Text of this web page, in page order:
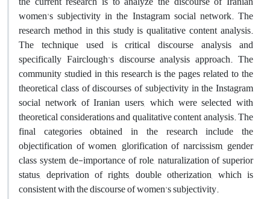
women's subjectivity in the Instagram social network. The
research method in this study is qualitative content analysis.
The technique used is critical discourse analysis and
specifically Fairclough's discourse analysis approach. The
community studied in this research is the pages related to the
theoretical class of discourses of subjectivity in the Instagram
social network of Iranian users, which were selected with
theoretical considerations and qualitative content analysis. The
final categories obtained in the research include the
objectification of women, glorification of narcissism, gender
class system, de-importance of role, naturalization of superior
status, deprivation of rights, double otherization, which is
consistent with the discourse of women's subjectivity.